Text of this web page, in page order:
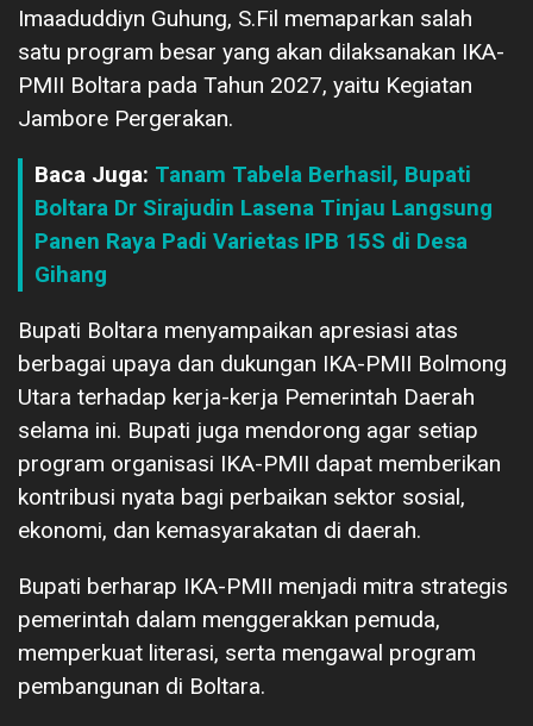
Imaaduddiyn Guhung, S.Fil memaparkan salah
satu program besar yang akan dilaksanakan IKA-
PMII Boltara pada Tahun 2027, yaitu Kegiatan
Jambore Pergerakan.
Baca Juga: Tanam Tabela Berhasil, Bupati
Boltara Dr Sirajudin Lasena Tinjau Langsung
Panen Raya Padi Varietas IPB 15S di Desa
Gihang
Bupati Boltara menyampaikan apresiasi atas
berbagai upaya dan dukungan IKA-PMII Bolmong
Utara terhadap kerja-kerja Pemerintah Daerah
selama ini. Bupati juga mendorong agar setiap
program organisasi IKA-PMII dapat memberikan
kontribusi nyata bagi perbaikan sektor sosial,
ekonomi, dan kemasyarakatan di daerah.
Bupati berharap IKA-PMII menjadi mitra strategis
pemerintah dalam menggerakkan pemuda,
memperkuat literasi, serta mengawal program
pembangunan di Boltara.